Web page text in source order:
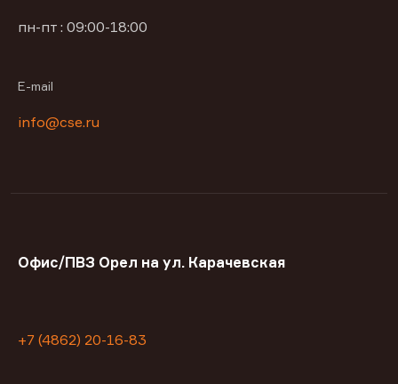
пн-пт : 09:00-18:00
E-mail
info@cse.ru
Офис/ПВЗ Орел на ул. Карачевская
+7 (4862) 20-16-83